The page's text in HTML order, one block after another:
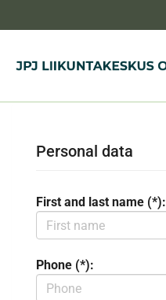
Personal data
First and last name (*):
Phone (*):